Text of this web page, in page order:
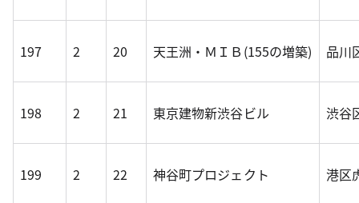
197 2 20 天王洲・ＭＩＢ(155の増築) 品川
198 2 21 東京建物新渋谷ビル 渋谷
199 2 22 神谷町プロジェクト 港区